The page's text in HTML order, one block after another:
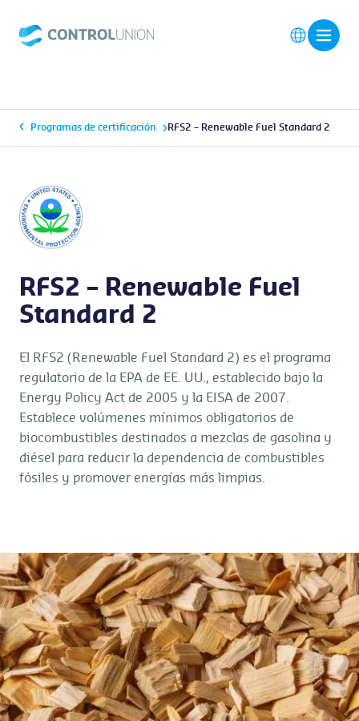
Programas de certificación RFS2 – Renewable Fuel Standard 2
RFS2 – Renewable Fuel
Standard 2
El RFS2 (Renewable Fuel Standard 2) es el programa
regulatorio de la EPA de EE. UU., establecido bajo la
Energy Policy Act de 2005 y la EISA de 2007.
Establece volúmenes mínimos obligatorios de
biocombustibles destinados a mezclas de gasolina y
diésel para reducir la dependencia de combustibles
fósiles y promover energías más limpias.